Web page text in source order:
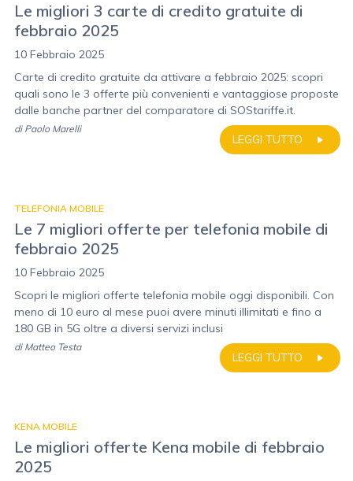
Le migliori 3 carte di credito gratuite di
febbraio 2025
10 Febbraio 2025
Carte di credito gratuite da attivare a febbraio 2025: scopri
quali sono le 3 offerte più convenienti e vantaggiose proposte
dalle banche partner del comparatore di SOStariffe.it.
LEGGI TUTTO
di Paolo Marelli
TELEFONIA MOBILE
Le 7 migliori offerte per telefonia mobile di
febbraio 2025
10 Febbraio 2025
Scopri le migliori offerte telefonia mobile oggi disponibili. Con
meno di 10 euro al mese puoi avere minuti illimitati e fino a
180 GB in 5G oltre a diversi servizi inclusi
LEGGI TUTTO
di Matteo Testa
KENA MOBILE
Le migliori offerte Kena mobile di febbraio
2025